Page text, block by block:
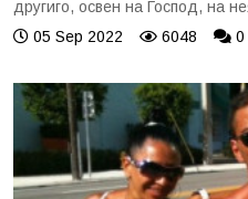
другиго, освен на Господ, на
05 Sep 2022
6048 0